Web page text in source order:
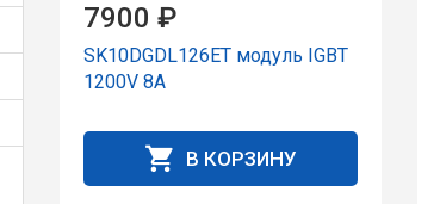
7900 ₽
SK10DGDL126ET модуль IGBT
1200V 8A
В КОРЗИНУ